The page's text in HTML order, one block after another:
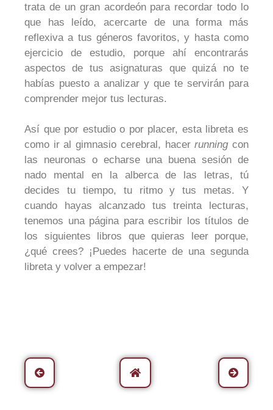
trata de un gran acordeón para recordar todo lo
que has leído, acercarte de una forma más
reflexiva a tus géneros favoritos, y hasta como
ejercicio de estudio, porque ahí encontrarás
aspectos de tus asignaturas que quizá no te
habías puesto a analizar y que te servirán para
comprender mejor tus lecturas.
Así que por estudio o por placer, esta libreta es
como ir al gimnasio cerebral, hacerrunningcon
las neuronas o echarse una buena sesión de
nado mental en la alberca de las letras, tú
decides tu tiempo, tu ritmo y tus metas. Y
cuando hayas alcanzado tus treinta lecturas,
tenemos una página para escribir los títulos de
los siguientes libros que quieras leer porque,
¿qué crees? ¡Puedes hacerte de una segunda
libreta y volver a empezar!